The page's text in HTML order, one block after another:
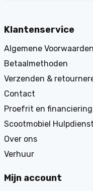
Klantenservice
Algemene Voorwaarden
Betaalmethoden
Verzenden &
Contact
Proefrit en financiering
Scootmobiel
Over ons
Verhuur
Mijn account